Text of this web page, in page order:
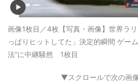
画像1枚目／4枚 【写真・画像】世界ラ
っぱりヒットしてた」決定的瞬間 ゲー
法”に中継騒然 1枚目
▼スクロールで次の画